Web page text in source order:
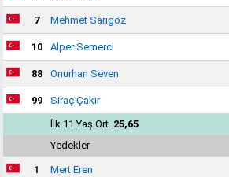
7 Mehmet Sarıgöz
10 Alper Semerci
88 Onurhan Seven
99
Siraç Çakır
İlk 11 Yaş Ort. 25,65
Yedekler
1 Mert Eren